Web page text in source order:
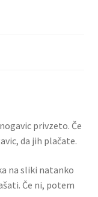
privzeto. Če
da jih plačate.
na sliki natanko
Če ni, potem